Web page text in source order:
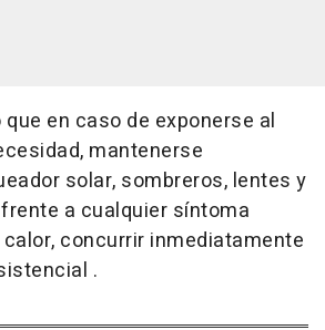
en caso de exponerse al
mantenerse
solar, sombreros, lentes y
a cualquier síntoma
concurrir inmediatamente
.